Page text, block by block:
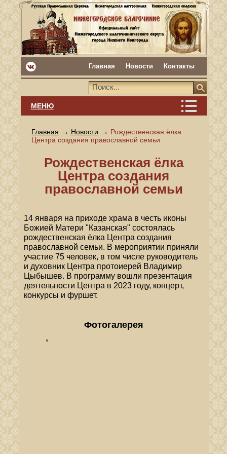
Главная Новости Контакты
МЕНЮ
Главная → Новости → Рождественская ёлка
Центра создания православной семьи
Рождественская ёлка
Центра создания
православной семьи
14 января на приходе храма в честь иконы
Божией Матери "Казанская" состоялась
рождественская ёлка Центра создания
православной семьи. В мероприятии приняли
участие 75 человек, в том числе руководитель
и духовник Центра протоиерей Владимир
Цыбышев. В программу вошли презентация
деятельности Центра в 2023 году, концерт,
конкурсы и фуршет.
Фотогалерея